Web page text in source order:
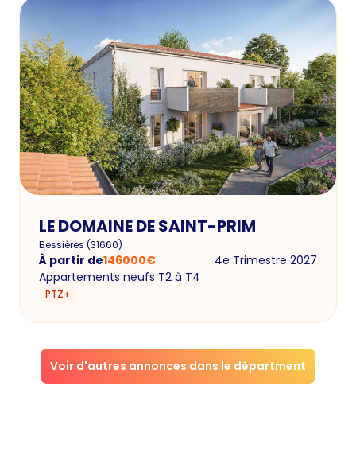
LE DOMAINE DE SAINT-PRIM
Bessières (31660)
À partir de146000€
4e Trimestre 2027
Appartements neufs T2 à T4
PTZ+
Voir d'autres annonces dans le départment